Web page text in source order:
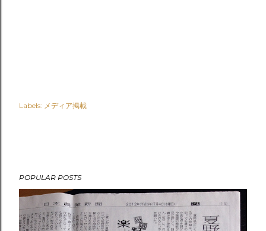
Labels: メディア掲載
POPULAR POSTS